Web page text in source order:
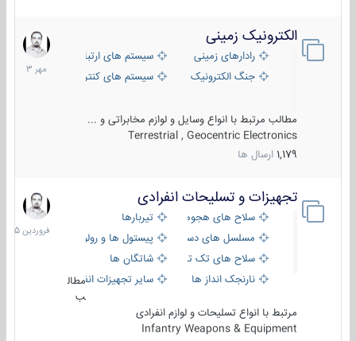
الکترونیک زمینی
رادارهای زمینی
سیستم های ارتباطی و جمع آوری
جنگ الکترونیک
سیستم های کنترل آتش و تجهیزات
مطالب مرتبط با انواع وسایل و لوازم مخابراتی و ...
Terrestrial , Geocentric Electronics
1,179 ارسال ها
1
مهر
1403
تجهیزات و تسلیحات انفرادی
سلاح های هجومی
تیربارها
مسلسل های دستی
پیستول ها و رولورها
سلاح های تک تیر اندازیشاتگان ها
نارنجک انداز ها
سایر تجهیزات انفرادی
مطال
ب
مرتبط با انواع تسلیحات و لوازم انفرادی
Infantry Weapons & Equipment
17
فروردین
1405